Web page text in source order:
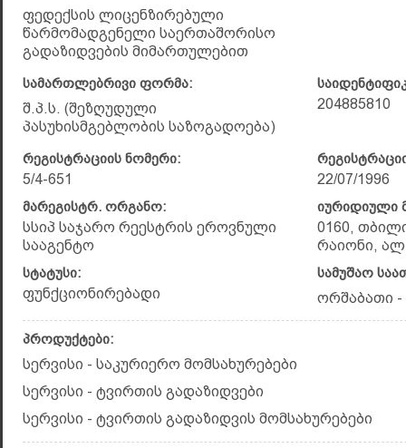
ფედექსის ლიცენზირებული
წარმომადგენელი საერთაშორისო
გადაზიდვების მიმართულებით
სამართლებრივი ფორმა:
შ.პ.ს. (შეზღუდული
პასუხისმგებლობის საზოგადოება)
204885810
რეგისტრაციის ნომერი:
5/4-651 22/07/1996
მარეგისტრ. ორგანო:
სსიპ საჯარო რეესტრის ეროვნული
სააგენტო
იურიდიული
0160,
რაიონი, ალ.
სტატუსი:
ფუნქციონირებადი
სამუშაო
ორშაბათი -
პროდუქტები:
სერვისი - საკურიერო მომსახურებები
სერვისი - ტვირთის გადაზიდვები
სერვისი - ტვირთის გადაზიდვის მომსახურებები